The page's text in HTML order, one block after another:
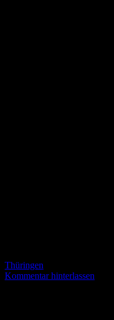
Thüringen
Kommentar hinterlassen